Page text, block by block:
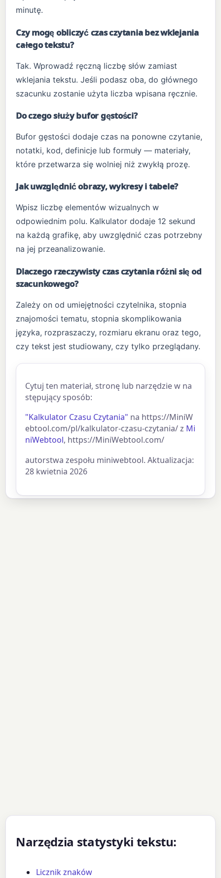
minutę.
Czy mogę obliczyć czas czytania bez wklejania
całego tekstu?
Tak. Wprowadź ręczną liczbę słów zamiast
wklejania tekstu. Jeśli podasz oba, do głównego
szacunku zostanie użyta liczba wpisana ręcznie.
Do czego służy bufor gęstości?
Bufor gęstości dodaje czas na ponowne czytanie,
notatki, kod, definicje lub formuły — materiały,
które przetwarza się wolniej niż zwykłą prozę.
Jak uwzględnić obrazy, wykresy i tabele?
Wpisz liczbę elementów wizualnych w
odpowiednim polu. Kalkulator dodaje 12 sekund
na każdą grafikę, aby uwzględnić czas potrzebny
na jej przeanalizowanie.
Dlaczego rzeczywisty czas czytania różni się od
szacunkowego?
Zależy on od umiejętności czytelnika, stopnia
znajomości tematu, stopnia skomplikowania
języka, rozpraszaczy, rozmiaru ekranu oraz tego,
czy tekst jest studiowany, czy tylko przeglądany.
Cytuj ten materiał, stronę lub narzędzie w na
stępujący sposób:
"Kalkulator Czasu Czytania" na https://MiniW
ebtool.com/pl/kalkulator-czasu-czytania/ z Mi
niWebtool, https://MiniWebtool.com/
autorstwa zespołu miniwebtool. Aktualizacja:
28 kwietnia 2026
Narzędzia statystyki tekstu:
Licznik znaków